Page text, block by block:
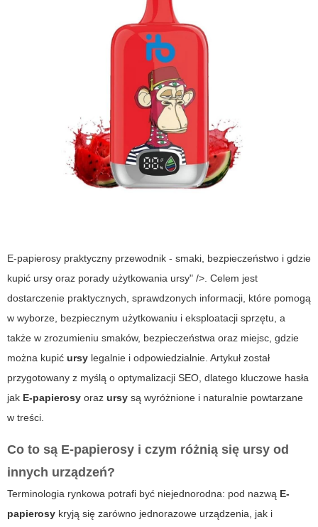
E-papierosy praktyczny przewodnik - smaki, bezpieczeństwo i gdzie
kupić ursy oraz porady użytkowania ursy" />. Celem jest
dostarczenie praktycznych, sprawdzonych informacji, które pomogą
w wyborze, bezpiecznym użytkowaniu i eksploatacji sprzętu, a
także w zrozumieniu smaków, bezpieczeństwa oraz miejsc, gdzie
można kupić ursy legalnie i odpowiedzialnie. Artykuł został
przygotowany z myślą o optymalizacji SEO, dlatego kluczowe hasła
jak E-papierosy oraz ursy są wyróżnione i naturalnie powtarzane
w treści.
Co to są E-papierosy i czym różnią się ursy od
innych urządzeń?
Terminologia rynkowa potrafi być niejednorodna: pod nazwą E-
papierosy kryją się zarówno jednorazowe urządzenia, jak i